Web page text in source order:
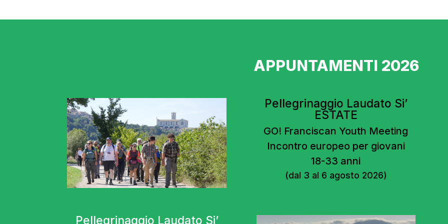
APPUNTAMENTI 2026
Pellegrinaggio Laudato Si’
ESTATE
GO! Franciscan Youth Meeting
Incontro europeo per giovani
18-33 anni
(dal 3 al 6 agosto 2026)
Pellegrinaggio Laudato Si’